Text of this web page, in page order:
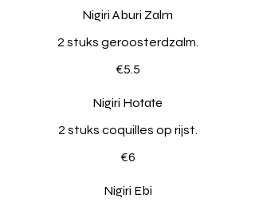
Nigiri Aburi Zalm
2 stuks geroosterdzalm.
€5.5
Nigiri Hotate
2 stuks coquilles op rijst.
€6
Nigiri Ebi